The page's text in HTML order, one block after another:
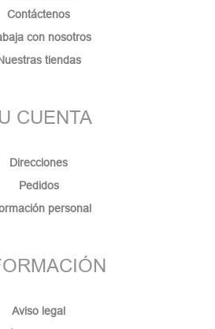
Contáctenos
con nosotros
tiendas
CUENTA
Direcciones
Pedidos
personal
Aviso legal